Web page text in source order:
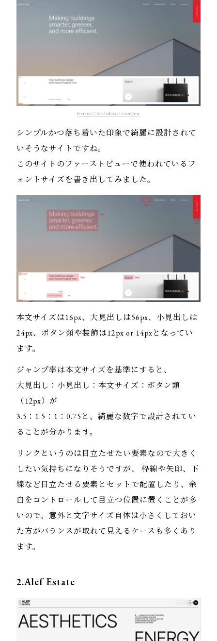
https://brainboxai.com/en
シンプルかつ落ち着いた印象で綺麗に設計されて
いそうなサイトですね。
このサイトのファーストビューで使われているフ
ォントサイズを書き出してみました。
本文サイズは16px、大見出しは56px、小見出しは
24px、ボタン類や装飾は12px or 14pxとなってい
ます。
ジャンプ率は本文サイズを基準にすると、
大見出し：小見出し：本文サイズ：ボタン類
（12px）が
3.5：1.5：1：0.75と、綺麗な数字で設計されてい
ることが分かります。
リンクというのは目立たせたい要素なので大きく
したい気持ちになりそうですが、 枠線や矢印、下
線など目立たせる要素とセットで配置したり、余
白をコントロールして目立つ位置に置くことが多
いので、意外と文字サイズ自体は小さくしておい
た方がバランスが取れて見えるケースも多くあり
ます。
2.Alef Estate